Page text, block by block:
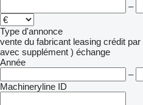
–
Type d'annonce
vente du fabricant leasing crédit
avec supplément ) échange
Année
–
Machineryline ID